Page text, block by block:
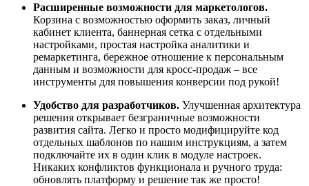
Расширенные возможности для маркетологов.
Корзина с возможностью оформить заказ, личный
кабинет клиента, баннерная сетка с отдельными
настройками, простая настройка аналитики и
ремаркетинга, бережное отношение к персональным
данным и возможности для кросс-продаж – все
инструменты для повышения конверсии под рукой!
Удобство для разработчиков. Улучшенная архитектура
решения открывает безграничные возможности
развития сайта. Легко и просто модифицируйте код
отдельных шаблонов по нашим инструкциям, а затем
подключайте их в один клик в модуле настроек.
Никаких конфликтов функционала и ручного труда:
обновлять платформу и решение так же просто!